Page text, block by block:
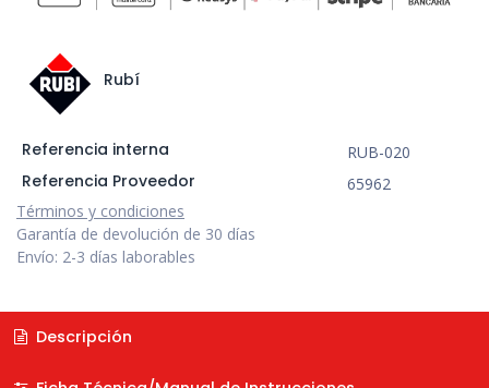
Rubí
Referencia interna RUB-020
Referencia Proveedor
65962
Términos y condiciones
Garantía de devolución de 30 días
Envío: 2-3 días laborables
Descripción